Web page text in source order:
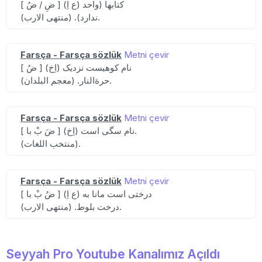
[ ضِ / ضُ ] (ع اِ) کتابها (واحد
ندارد). (منتهی الارب).
Farsça - Farsça sözlük Metni çevir
[ ضُ ] (اِخ) نام کوهیست نزدیک
حرةالنار. (معجم البلدان).
Farsça - Farsça sözlük Metni çevir
[ ضَ بْ با ] (اِخ) نام سگی است.
(منتخب اللغات).
Farsça - Farsça sözlük Metni çevir
[ ضُ بْ با ] (ع اِ) درختی است مانا به
درخت بلوط. (منتهی الارب).
Seyyah Pro Youtube Kanalımız Açıldı